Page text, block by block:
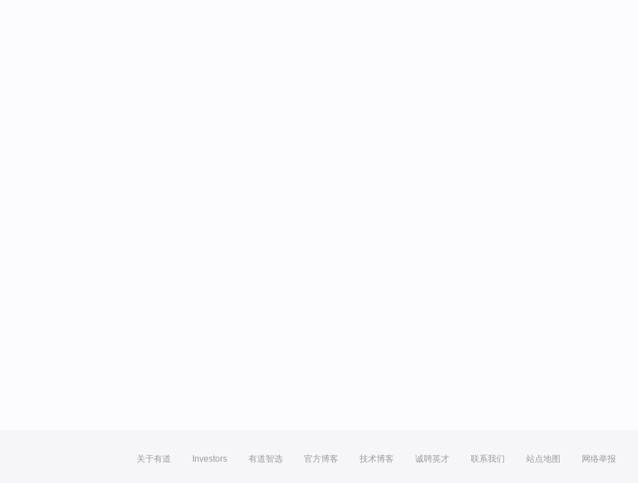
关于有道 Investors 有道智选 官方博客 技术博客 诚聘英才 联系我们 站点地图 网络举报